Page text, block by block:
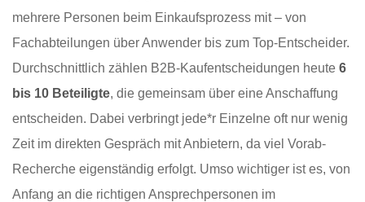
mehrere Personen beim Einkaufsprozess mit – von
Fachabteilungen über Anwender bis zum Top-Entscheider.
Durchschnittlich zählen B2B-Kaufentscheidungen heute 6
bis 10 Beteiligte, die gemeinsam über eine Anschaffung
entscheiden. Dabei verbringt jede*r Einzelne oft nur wenig
Zeit im direkten Gespräch mit Anbietern, da viel Vorab-
Recherche eigenständig erfolgt. Umso wichtiger ist es, von
Anfang an die richtigen Ansprechpersonen im